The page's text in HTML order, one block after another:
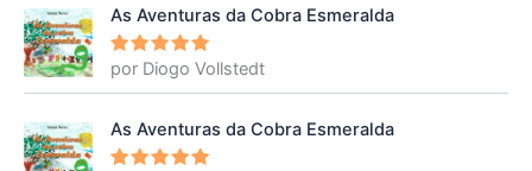
As Aventuras da Cobra Esmeralda
Avaliação
5
por Diogo Vollstedt
As Aventuras da Cobra Esmeralda